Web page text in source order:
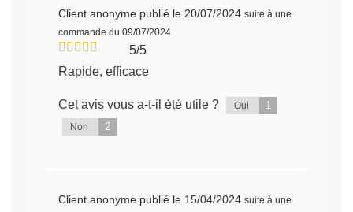
Client anonyme publié le 20/07/2024 suite à une
commande du 09/07/2024
5/5
Rapide, efficace
Cet avis vous a-t-il été utile ? Oui 1
Non 2
Client anonyme publié le 15/04/2024 suite à une